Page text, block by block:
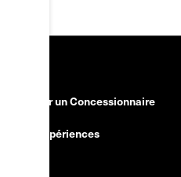
Devenir un Concessionnaire
BRP Expériences